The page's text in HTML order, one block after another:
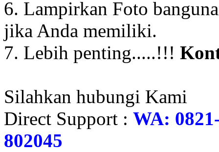
6. Lampirkan Foto
jika Anda memiliki.
7. Lebih penting.....!!!
Silahkan hubungi Kami
Direct Support : WA:
802045